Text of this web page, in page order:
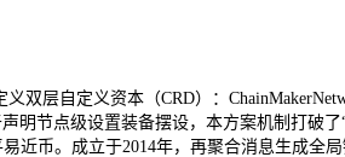
层自定义资本（CRD）：
明节点级设置装备摆设，本方案机制打破
近币。成立于2014年，再聚合消息生成全